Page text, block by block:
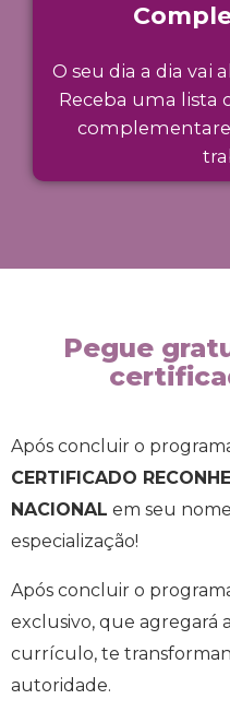
O seu dia a dia vai
Receba uma lista
Pegue
Após concluir o
CERTIFICADO
NACIONAL em seu
especialização!
Após concluir o
exclusivo, que agregará
currículo, te
autoridade.